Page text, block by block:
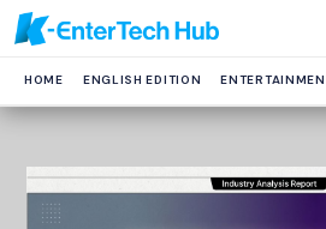
HOME ENGLISH EDITION